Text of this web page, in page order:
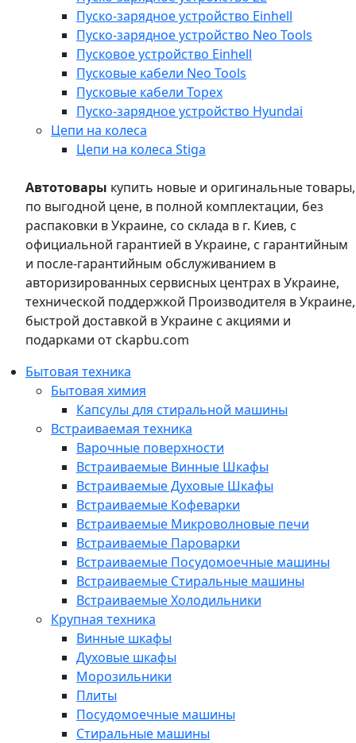
Пуско-зарядное устройство Einhell
Пуско-зарядное устройство Neo Tools
Пусковое устройство Einhell
Пусковые кабели Neo Tools
Пусковые кабели Topex
Пуско-зарядное устройство Hyundai
Цепи на колеса
Цепи на колеса Stiga
Автотовары купить новые и оригинальные товары,
по выгодной цене, в полной комплектации, без
распаковки в Украине, со склада в г. Киев, с
официальной гарантией в Украине, с гарантийным
и после-гарантийным обслуживанием в
авторизированных сервисных центрах в Украине,
технической поддержкой Производителя в Украине,
быстрой доставкой в Украине с акциями и
подарками от ckapbu.com
Бытовая техника
Бытовая химия
Капсулы для стиральной машины
Встраиваемая техника
Варочные поверхности
Встраиваемые Винные Шкафы
Встраиваемые Духовые Шкафы
Встраиваемые Кофеварки
Встраиваемые Микроволновые печи
Встраиваемые Пароварки
Встраиваемые Посудомоечные машины
Встраиваемые Стиральные машины
Встраиваемые Холодильники
Крупная техника
Винные шкафы
Духовые шкафы
Морозильники
Плиты
Посудомоечные машины
Стиральные машины